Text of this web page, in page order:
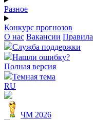
Разное
Конкурс прогнозов
О нас Вакансии Правила
Служба поддержки
Нашли ошибку?
Полная версия
Темная тема
RU
ЧМ 2026